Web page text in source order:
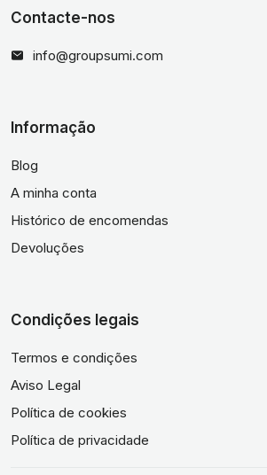
Contacte-nos
info@groupsumi.com
Informação
Blog
A minha conta
Histórico de encomendas
Devoluções
Condições legais
Termos e condições
Aviso Legal
Política de cookies
Política de privacidade